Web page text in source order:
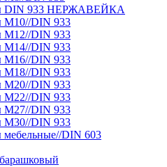
DIN 933 НЕРЖАВЕЙКА
М10//DIN 933
М12//DIN 933
М14//DIN 933
М16//DIN 933
М18//DIN 933
М20//DIN 933
М22//DIN 933
М27//DIN 933
М30//DIN 933
мебельные//DIN 603